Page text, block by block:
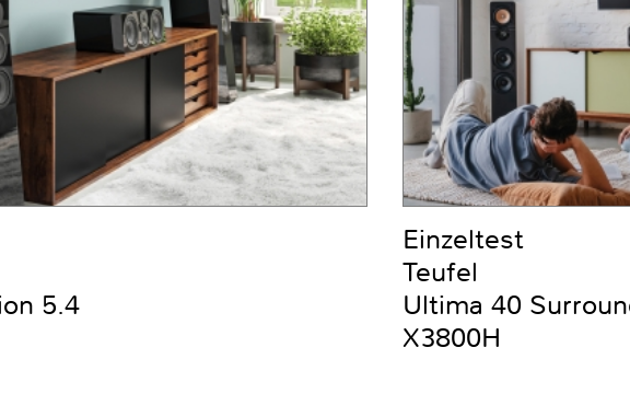
5.4
Einzeltest
Teufel
Ultima 40
X3800H